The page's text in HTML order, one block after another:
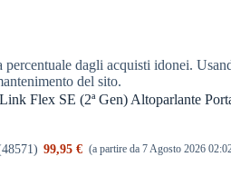
dagli acquisti idonei.
del sito.
Flex SE (2ª Gen) Altoparlante
48571) 99,95 € (a partire da 7 Agosto 2026